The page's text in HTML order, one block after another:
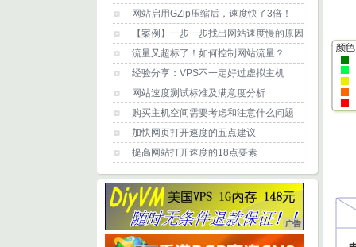
网站启用GZip压缩后，速度快了3倍！
【案例】一步一步找出网站速度慢的原因
流量又超标了！如何控制网站流量？
经验分享：VPS不一定好过虚拟主机
网站速度测试标准及满意度分析
购买主机空间需要考虑和注意什么问题
加快网页打开速度的五点建议
提高网站打开速度的18点要素